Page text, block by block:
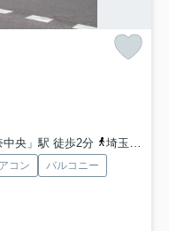
央」駅 徒歩2分
埼玉新都市交通ニューシャトル「志久」駅 徒歩14分
コン
バルコニー